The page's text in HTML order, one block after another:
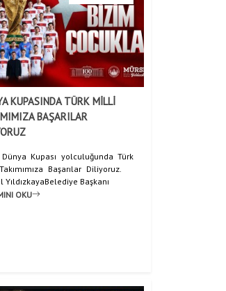
YILDIZKAYA'NIN MEVLİD KANDİLİ KUTLAMA MESAJI
KUPASINDA TÜRK MİLLİ
BAŞARILAR
Kupası yolculuğunda Türk
Başarılar Diliyoruz.
YıldızkayaBelediye Başkanı
OKU